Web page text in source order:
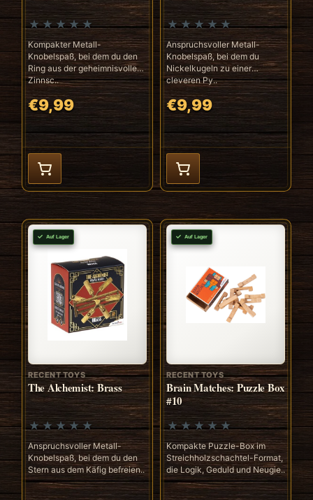
Kompakter Metall-
Knobelspaß, bei dem du den
Ring aus der geheimnisvollen
Zinnsc..
€9,99
Anspruchsvoller Metall-
Knobelspaß, bei dem du
Nickelkugeln zu einer
cleveren Py..
€9,99
Auf Lager
RECENT TOYS
The Alchemist: Brass
Anspruchsvoller Metall-
Knobelspaß, bei dem du den
Stern aus dem Käfig befreien..
Auf Lager
RECENT TOYS
Brain Matches: Puzzle Box
#10
Kompakte Puzzle-Box im
Streichholzschachtel-Format,
die Logik, Geduld und Neugie..